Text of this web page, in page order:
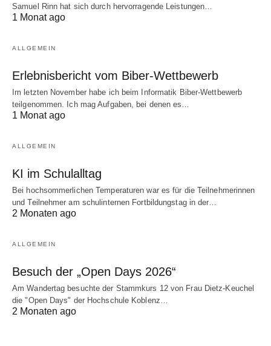
Samuel Rinn hat sich durch hervorragende Leistungen…
1 Monat ago
ALLGEMEIN
Erlebnisbericht vom Biber-Wettbewerb
Im letzten November habe ich beim Informatik Biber-Wettbewerb
teilgenommen. Ich mag Aufgaben, bei denen es…
1 Monat ago
ALLGEMEIN
KI im Schulalltag
Bei hochsommerlichen Temperaturen war es für die Teilnehmerinnen
und Teilnehmer am schulinternen Fortbildungstag in der…
2 Monaten ago
ALLGEMEIN
Besuch der „Open Days 2026“
Am Wandertag besuchte der Stammkurs 12 von Frau Dietz-Keuchel
die "Open Days" der Hochschule Koblenz…
2 Monaten ago